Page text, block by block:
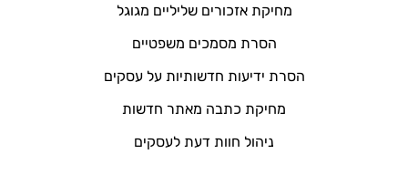
מחיקת אזכורים שליליים מגוגל
הסרת מסמכים משפטיים
הסרת ידיעות חדשותיות על עסקים
מחיקת כתבה מאתר חדשות
ניהול חוות דעת לעסקים